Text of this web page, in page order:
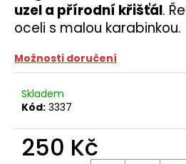
uzel a přírodní křišťál.
oceli s malou karabinkou.
Možnosti doručení
Skladem
Kód: 3337
250 Kč
p
o
u
č
u
m